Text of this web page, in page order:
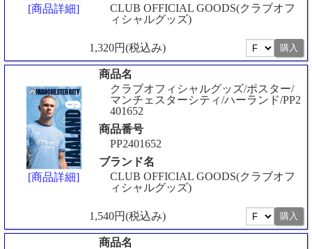
[商品詳細]
CLUB OFFICIAL GOODS(クラブオフ
ィシャルグッズ)
1,320円(税込み)
[商品詳細]
商品名
クラブオフィシャルグッズ/ポスター/
マンチェスターシティ/ハーランド/PP2
401652
商品番号
PP2401652
ブランド名
CLUB OFFICIAL GOODS(クラブオフ
ィシャルグッズ)
1,540円(税込み)
商品名